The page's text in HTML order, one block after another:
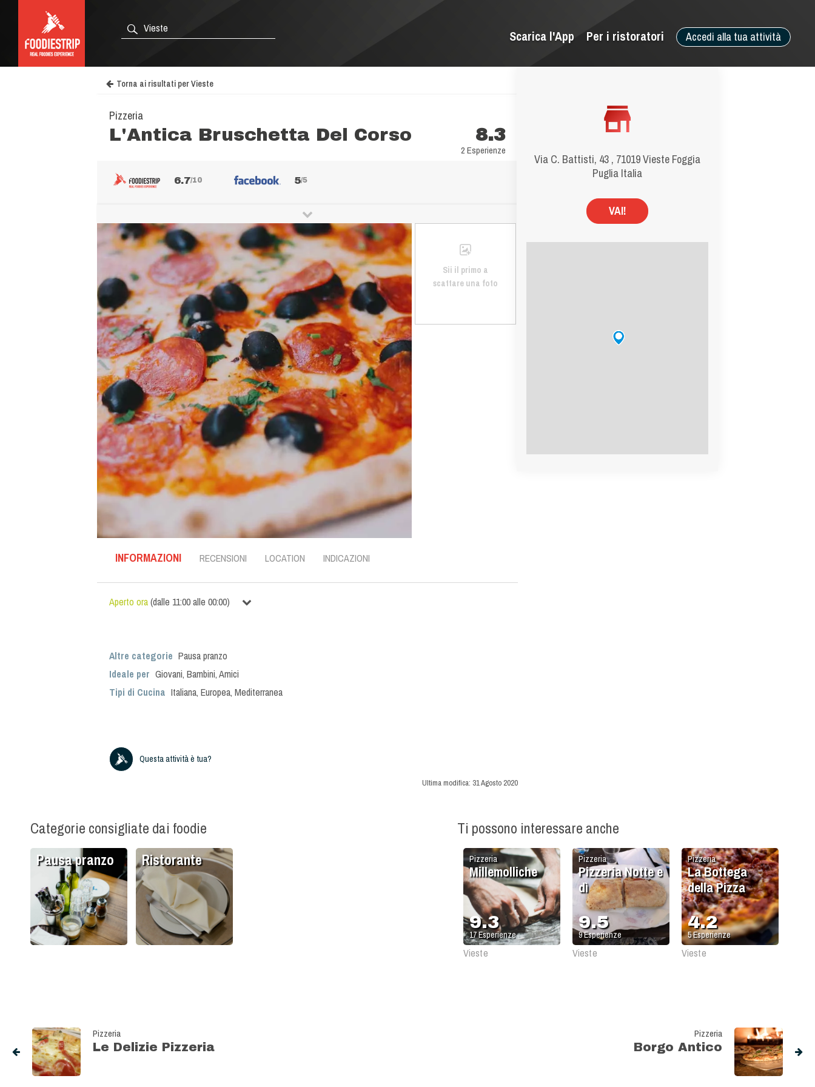
Accedi alla tua attività
Per i ristoratori
Scarica l'App
Via C. Battisti, 43 , 71019 Vieste Foggia
Puglia Italia
VAI!
Torna ai risultati per Vieste
Pizzeria
L'Antica Bruschetta Del Corso 8.3
2 Esperienze
6.7/10 5/5
Sii il primo a
scattare una foto
INFORMAZIONI RECENSIONI LOCATION INDICAZIONI
Aperto ora(dalle 11:00alle 00:00)
Altre categorie Pausa pranzo
Ideale per Giovani, Bambini,Amici
Tipi di Cucina Italiana, Europea, Mediterranea
Questa attività è tua?
Ultima modifica: 31 Agosto 2020
Categorie consigliate dai foodie
Pausa pranzo Ristorante
Ti possono interessare anche
Pizzeria
La Bottega
della Pizza
4.2
5Esperienze
Vieste
Pizzeria
Pizzeria Notte e
dì
9.5
9Esperienze
Vieste
Pizzeria
Millemolliche
9.3
17Esperienze
Vieste
Pizzeria
Le Delizie Pizzeria
Pizzeria
Borgo Antico